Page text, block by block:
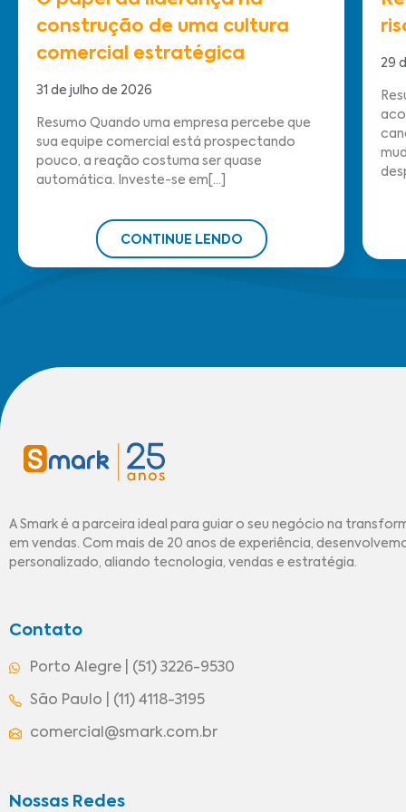
construção de uma cultura
comercial estratégica
31 de julho de 2026
Resumo Quando uma empresa percebe que
sua equipe comercial está prospectando
pouco, a reação costuma ser quase
automática. Investe-se em[...]
CONTINUE LENDO
29
A Smark é a parceira ideal para guiar o seu negócio na
em vendas. Com mais de 20 anos de experiência,
personalizado, aliando tecnologia, vendas e estratégia.
Contato
Porto Alegre | (51) 3226-9530
São Paulo | (11) 4118-3195
comercial@smark.com.br
Nossas Redes